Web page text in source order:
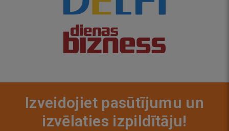
Izveidojiet pasūtījumu un
izvēlaties izpildītāju!